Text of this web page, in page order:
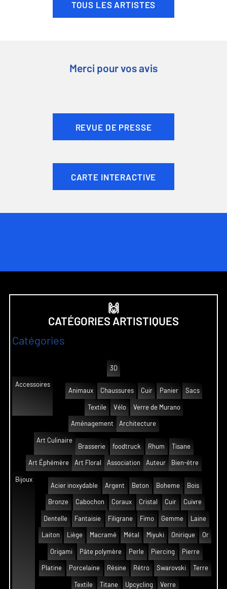
TOUS LES ARTISTES
Merci pour vos avis
REVUE DE PRESSE
CARTE INTERACTIVE
🙌
CATÉGORIES ARTISTIQUES
Catégories
3D
Accessoires
Animaux
Chaussures Cuir Panier Sacs
Textile Vélo Verre de Murano
Aménagement Architecture
Art Culinaire
Brasserie
foodtruck Rhum Tisane
Art Éphémère Art Floral Association Auteur Bien-être
Bijoux
Acier inoxydable
Argent Beton Boheme Bois
Bronze Cabochon Coraux Cristal Cuir Cuivre
Dentelle Fantaisie Filigrane Fimo Gemme Laine
Laiton Liège Macramé Métal Miyuki Onirique Or
Origami Pâte polymère Perle Piercing Pierre
Platine Porcelaine Résine Rétro Swarovski Terre
Textile Titane Upcycling Verre